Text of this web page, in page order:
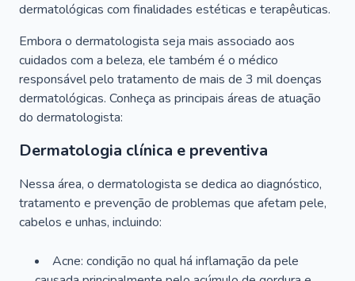
dermatológicas com finalidades estéticas e terapêuticas.
Embora o dermatologista seja mais associado aos
cuidados com a beleza, ele também é o médico
responsável pelo tratamento de mais de 3 mil doenças
dermatológicas. Conheça as principais áreas de atuação
do dermatologista:
Dermatologia clínica e preventiva
Nessa área, o dermatologista se dedica ao diagnóstico,
tratamento e prevenção de problemas que afetam pele,
cabelos e unhas, incluindo:
Acne: condição no qual há inflamação da pele